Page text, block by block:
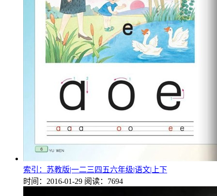
索引：苏教版|一二三四五六年级|语文|上下
时间：2016-01-29 阅读：7694